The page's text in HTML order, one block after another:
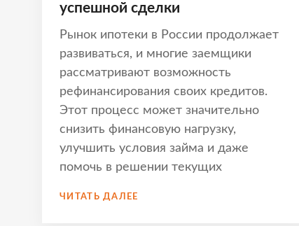
успешной сделки
Рынок ипотеки в России продолжает
развиваться, и многие заемщики
рассматривают возможность
рефинансирования своих кредитов.
Этот процесс может значительно
снизить финансовую нагрузку,
улучшить условия займа и даже
помочь в решении текущих
ЧИТАТЬ ДАЛЕЕ